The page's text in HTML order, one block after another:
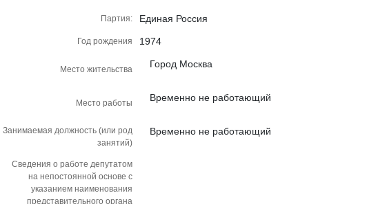
Партия: Единая Россия
Год рождения 1974
Место жительства Город Москва
Место работы Временно не работающий
Занимаемая должность (или род
занятий)
Временно не работающий
Сведения о работе депутатом
на непостоянной основе с
указанием наименования
представительного органа